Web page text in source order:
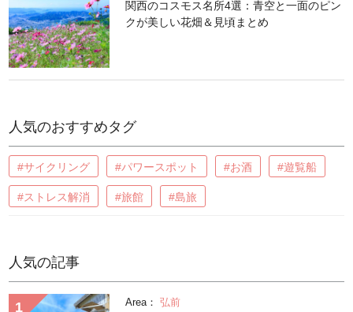
関西のコスモス名所4選：青空と一面のピン
クが美しい花畑＆見頃まとめ
人気のおすすめタグ
#サイクリング #パワースポット #お酒 #遊覧船
#ストレス解消 #旅館 #島旅
人気の記事
Area： 弘前